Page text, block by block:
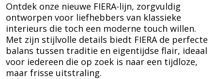
Ontdek onze nieuwe FIERA-lijn, zorgvuldig
ontworpen voor liefhebbers van klassieke
interieurs die toch een moderne touch willen.
Met zijn stijlvolle details biedt FIERA de perfecte
balans tussen traditie en eigentijdse flair, ideaal
voor iedereen die op zoek is naar een tijdloze,
maar frisse uitstraling.